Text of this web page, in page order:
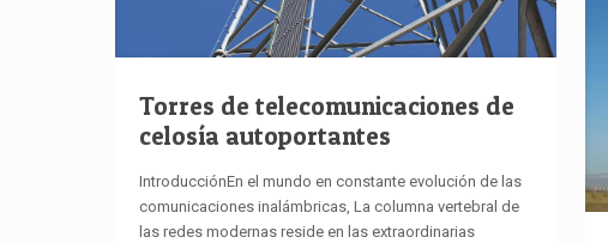
Torres de telecomunicaciones de
celosía autoportantes
IntroducciónEn el mundo en constante evolución de las
comunicaciones inalámbricas, La columna vertebral de
las redes modernas reside en las extraordinarias